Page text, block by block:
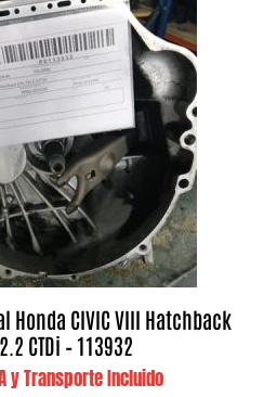
Honda CIVIC VIII Hatchback
CTDi – 113932
y Transporte Incluido